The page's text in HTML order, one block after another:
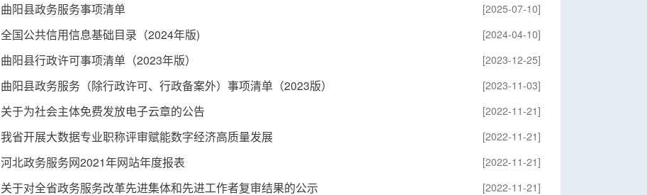
曲阳县政务服务事项清单 [2025-07-10]
全国公共信用信息基础目录（2024年版) [2024-04-10]
曲阳县行政许可事项清单（2023年版） [2023-12-25]
曲阳县政务服务（除行政许可、行政备案外）事项清单（2023版） [2023-11-03]
关于为社会主体免费发放电子云章的公告 [2022-11-21]
我省开展大数据专业职称评审赋能数字经济高质量发展 [2022-11-21]
河北政务服务网2021年网站年度报表 [2022-11-21]
关于对全省政务服务改革先进集体和先进工作者复审结果的公示 [2022-11-21]